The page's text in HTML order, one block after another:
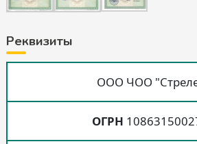
Реквизиты
ООО ЧОО
ОГРН